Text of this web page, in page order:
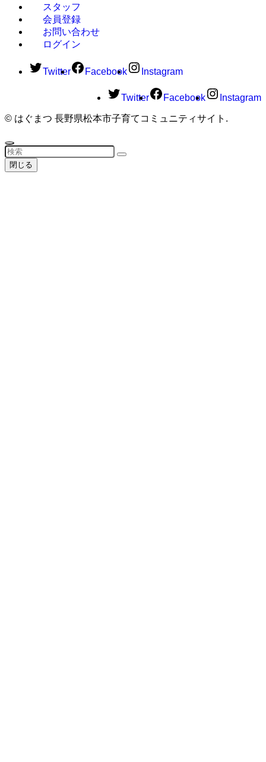
スタッフ
会員登録
お問い合わせ
ログイン
Twitter Facebook Instagram
Twitter Facebook Instagram
© はぐまつ 長野県松本市子育てコミュニティサイト.
閉じる